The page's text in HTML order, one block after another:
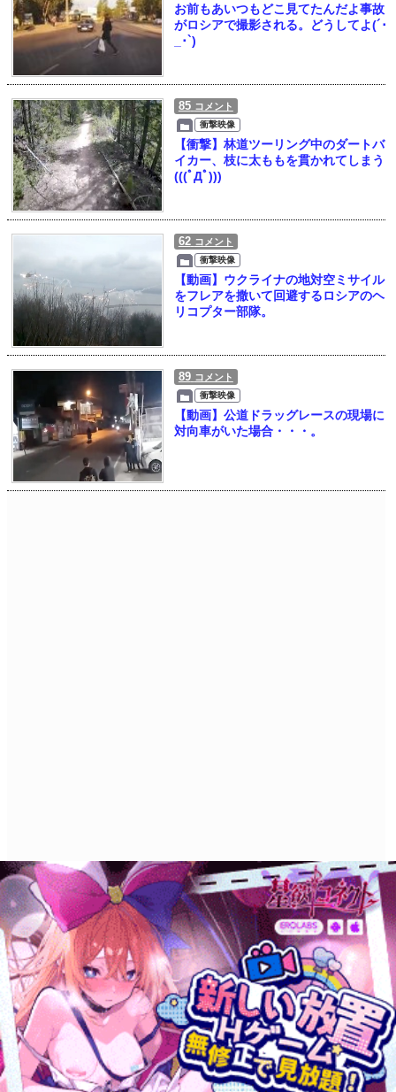
お前もあいつもどこ見てたんだよ事故
がロシアで撮影される。どうしてよ(´･
_･`)
85 コメント
衝撃映像
【衝撃】林道ツーリング中のダートバ
イカー、枝に太ももを貫かれてしまう
(((ﾟДﾟ)))
62 コメント
衝撃映像
【動画】ウクライナの地対空ミサイル
をフレアを撒いて回避するロシアのヘ
リコプター部隊。
89 コメント
衝撃映像
【動画】公道ドラッグレースの現場に
対向車がいた場合・・・。